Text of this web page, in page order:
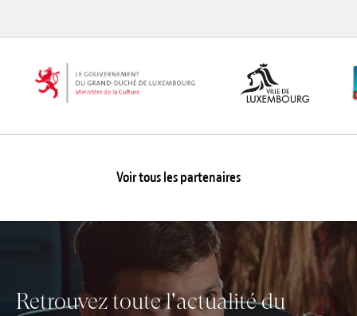
Voir tous les partenaires
Retrouvez toute l'actualité du